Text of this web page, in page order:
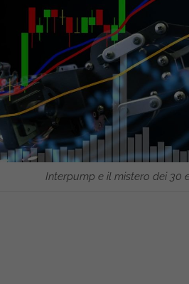
Interpump e il mistero dei 30